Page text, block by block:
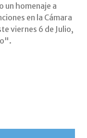
homenaje a
en la Cámara
viernes 6 de Julio,